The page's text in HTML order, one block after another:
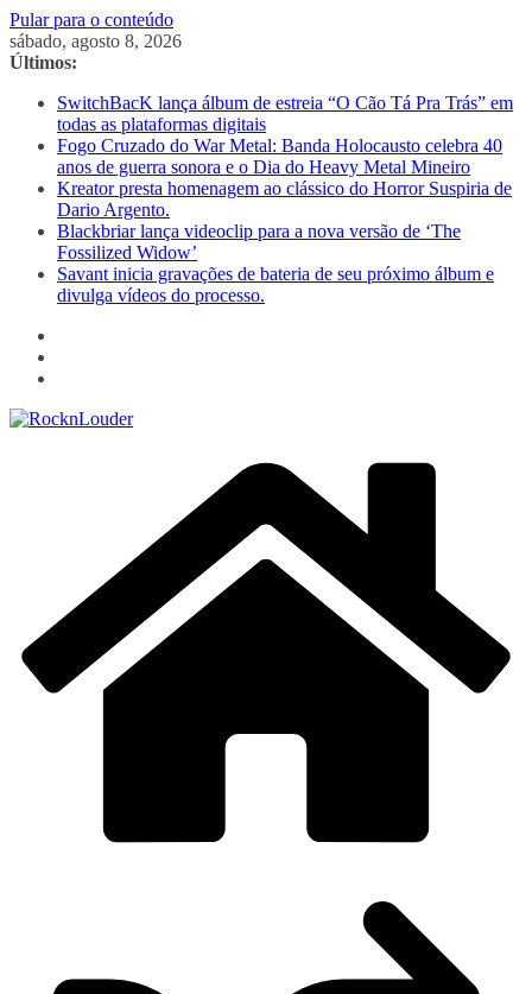
Pular para o conteúdo
sábado, agosto 8, 2026
Últimos:
SwitchBacK lança álbum de estreia “O Cão Tá Pra Trás” em
todas as plataformas digitais
Fogo Cruzado do War Metal: Banda Holocausto celebra 40
anos de guerra sonora e o Dia do Heavy Metal Mineiro
Kreator presta homenagem ao clássico do Horror Suspiria de
Dario Argento.
Blackbriar lança videoclip para a nova versão de ‘The
Fossilized Widow’
Savant inicia gravações de bateria de seu próximo álbum e
divulga vídeos do processo.